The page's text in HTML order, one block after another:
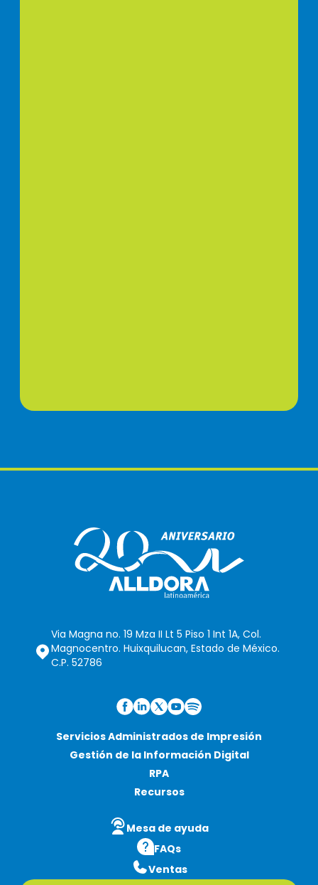
Via Magna no. 19 Mza II Lt 5 Piso 1 Int 1A, Col.
Magnocentro. Huixquilucan, Estado de México.
C.P. 52786
Servicios Administrados de Impresión
Gestión de la Información Digital
RPA
Recursos
Mesa de ayuda
FAQs
Ventas